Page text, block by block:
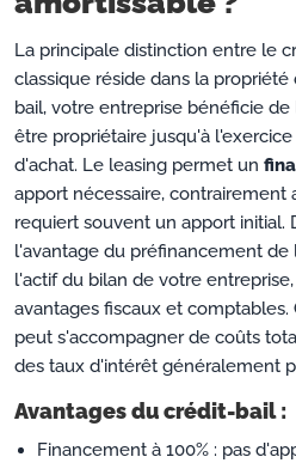
La principale distinction entre le
classique réside dans la
bail, votre entreprise bénéficie
être propriétaire jusqu'à
d'achat. Le leasing permet un
apport nécessaire, contrairement
requiert souvent un apport initial.
l'avantage du préfinancement de
l'actif du bilan de votre
avantages fiscaux et
peut s'accompagner de coûts
des taux d'intérêt généralement
Avantages du crédit-bail :
Financement à 100% : pas